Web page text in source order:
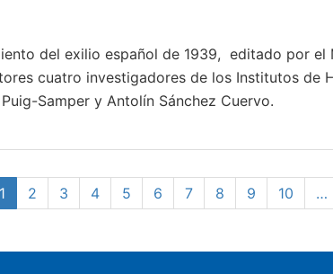
del exilio español de 1939, editado por
cuatro investigadores de los Institutos de
Samper y Antolín Sánchez Cuervo.
Página
actual
1 Page
2 Page
3 Page
4 Page
5 Page
6 Page
7 Page
8 Page
9 Page
10 …